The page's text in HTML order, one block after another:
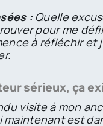
:Quelle
pour me
à réfléchir et
sérieux, ça
visite à mon
maintenant est